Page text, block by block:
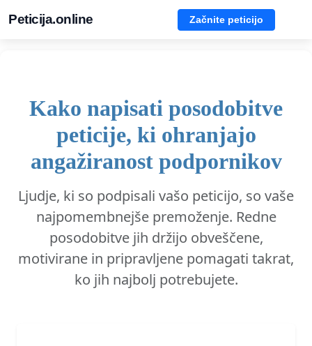
Peticija.online Začnite peticijo
Kako napisati posodobitve
peticije, ki ohranjajo
angažiranost podpornikov
Ljudje, ki so podpisali vašo peticijo, so vaše
najpomembnejše premoženje. Redne
posodobitve jih držijo obveščene,
motivirane in pripravljene pomagati takrat,
ko jih najbolj potrebujete.